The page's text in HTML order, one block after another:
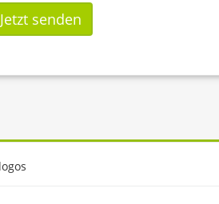
Jetzt senden